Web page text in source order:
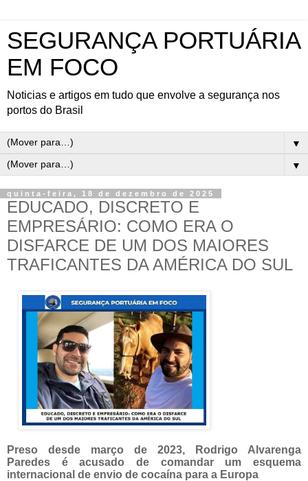
SEGURANÇA PORTUÁRIA
EM FOCO
Noticias e artigos em tudo que envolve a segurança nos
portos do Brasil
▼
▼
quinta-feira, 18 de dezembro de 2025
EDUCADO, DISCRETO E
EMPRESÁRIO: COMO ERA O
DISFARCE DE UM DOS MAIORES
TRAFICANTES DA AMÉRICA DO SUL
Preso desde março de 2023, Rodrigo Alvarenga
Paredes é acusado de comandar um esquema
internacional de envio de cocaína para a Europa